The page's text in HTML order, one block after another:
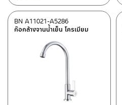
ก๊อกล้างจานน้ำเย็น โครเมียม
BN A11021-A5286